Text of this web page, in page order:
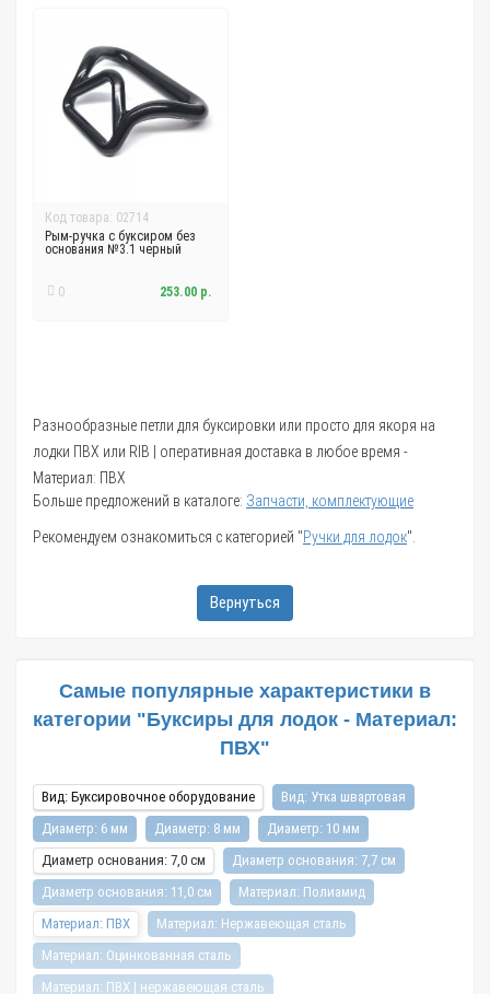
Код товара: 02714
Рым-ручка с буксиром без
основания №3.1 черный
0 253.00 р.
Разнообразные петли для буксировки или просто для якоря на
лодки ПВХ или RIB | оперативная доставка в любое время -
Материал: ПВХ
Больше предложений в каталоге: Запчасти, комплектующие
Рекомендуем ознакомиться с категорией "Ручки для лодок".
Вернуться
Самые популярные характеристики в
категории "Буксиры для лодок - Материал:
ПВХ"
Вид: Буксировочное оборудование
Вид: Утка швартовая
Диаметр: 6 мм
Диаметр: 8 мм
Диаметр: 10 мм
Диаметр основания: 7,0 см
Диаметр основания: 7,7 см
Диаметр основания: 11,0 см
Материал: Полиамид
Материал: ПВХ
Материал: Нержавеющая сталь
Материал: Оцинкованная сталь
Материал: ПВХ | нержавеющая сталь